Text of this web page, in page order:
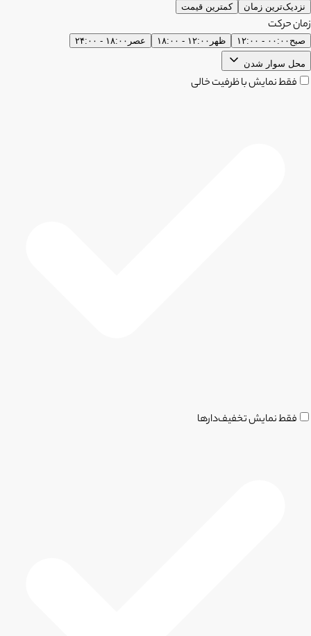
نزدیک‌ترین زمان کمترین قیمت
زمان حرکت
صبح ۰۰:۰۰ - ۱۲:۰۰ ظهر ۱۲:۰۰ - ۱۸:۰۰ عصر ۱۸:۰۰ - ۲۴:۰۰
محل سوار شدن
فقط نمایش با ظرفیت خالی
فقط نمایش تخفیف‌دارها